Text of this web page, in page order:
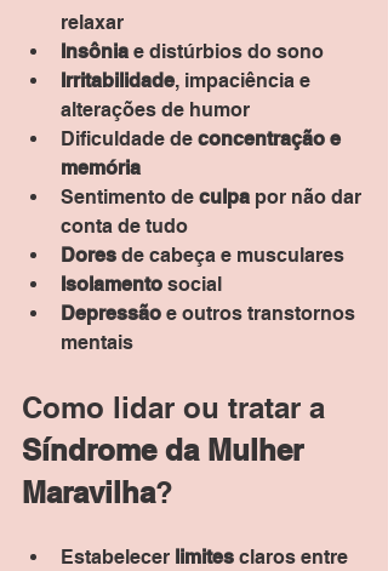
relaxar
Insônia e distúrbios do sono
Irritabilidade, impaciência e
alterações de humor
Dificuldade de concentração e
memória
Sentimento de culpa por não dar
conta de tudo
Dores de cabeça e musculares
Isolamento social
Depressão e outros transtornos
mentais
Como lidar ou tratar a
Síndrome da Mulher
Maravilha?
Estabelecer limites claros entre